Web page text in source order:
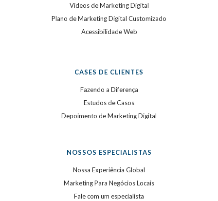
Videos de Marketing Digital
Plano de Marketing Digital Customizado
Acessibilidade Web
CASES DE CLIENTES
Fazendo a Diferença
Estudos de Casos
Depoimento de Marketing Digital
NOSSOS ESPECIALISTAS
Nossa Experiência Global
Marketing Para Negócios Locais
Fale com um especialista